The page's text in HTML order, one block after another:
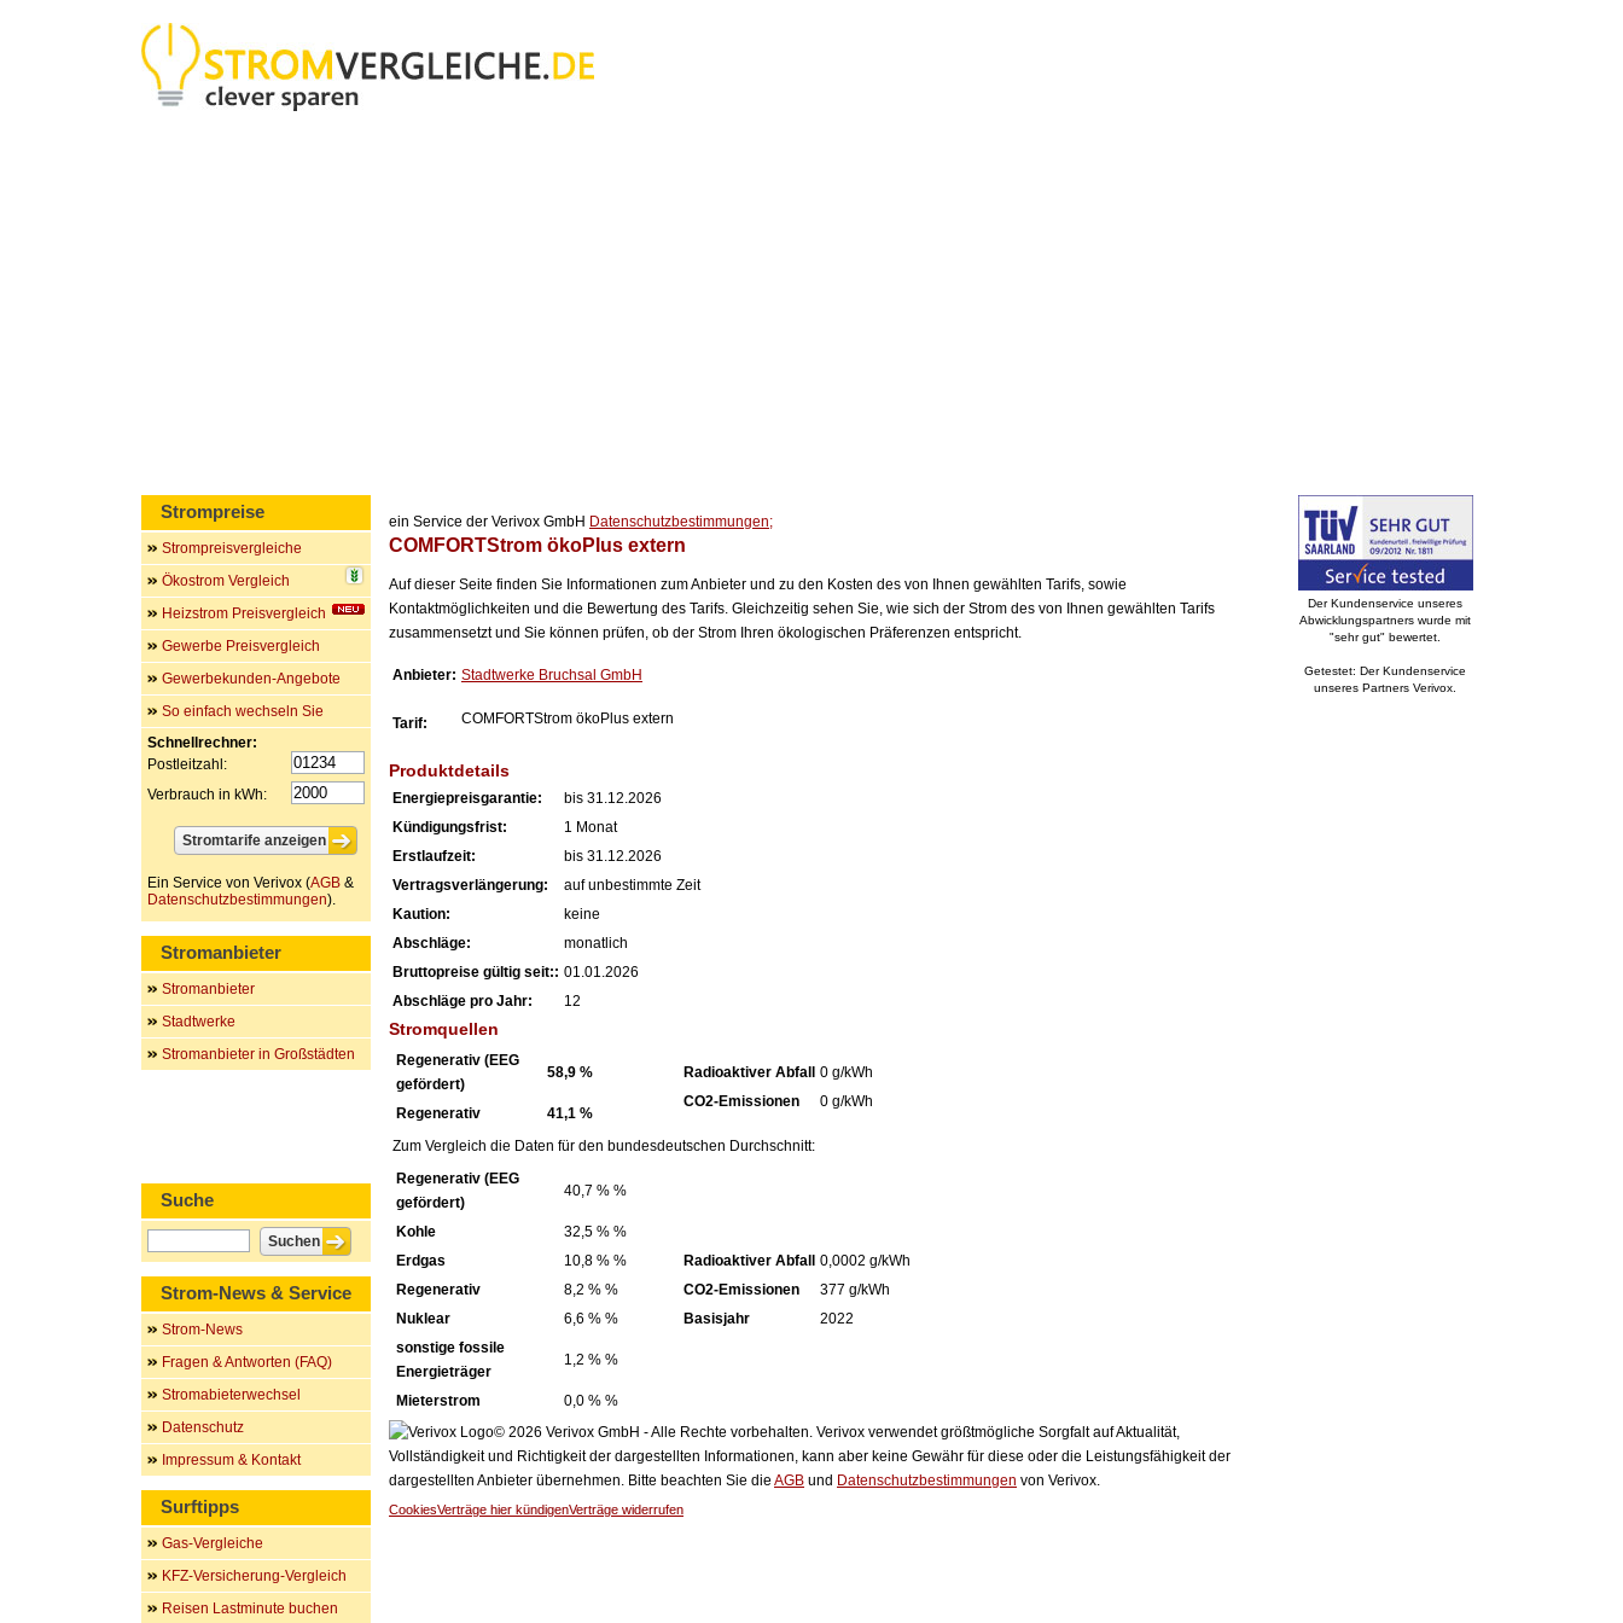
ein Service der Verivox GmbH Datenschutzbestimmungen;
COMFORTStrom ökoPlus extern
Auf dieser Seite finden Sie Informationen zum Anbieter und zu den Kosten des von Ihnen gewählten Tarifs, sowie
Kontaktmöglichkeiten und die Bewertung des Tarifs. Gleichzeitig sehen Sie, wie sich der Strom des von Ihnen gewählten Tarifs
zusammensetzt und Sie können prüfen, ob der Strom Ihren ökologischen Präferenzen entspricht.
Anbieter: Stadtwerke Bruchsal GmbH
Tarif: COMFORTStrom ökoPlus extern
Produktdetails
Energiepreisgarantie:
bis 31.12.2026
Kündigungsfrist:
1 Monat
Erstlaufzeit:
bis 31.12.2026
Vertragsverlängerung:
auf unbestimmte Zeit
Kaution:
keine
Abschläge:
monatlich
Bruttopreise gültig seit:: 01.01.2026
Abschläge pro Jahr:
12
Stromquellen
Regenerativ (EEG
gefördert)
58,9 %
Regenerativ 41,1 %
Radioaktiver Abfall
0 g/kWh
CO2-Emissionen
0 g/kWh
Zum Vergleich die Daten für den bundesdeutschen Durchschnitt:
Regenerativ (EEG
gefördert)
40,7 % %
Kohle
32,5 % %
Erdgas
10,8 % %
Regenerativ
8,2 % %
Nuklear
6,6 % %
sonstige fossile
Energieträger
1,2 % %
Mieterstrom 0,0 % %
Radioaktiver Abfall
0,0002 g/kWh
CO2-Emissionen
377 g/kWh
Basisjahr
2022
© 2026 Verivox GmbH - Alle Rechte vorbehalten. Verivox verwendet größtmögliche Sorgfalt auf Aktualität,
Vollständigkeit und Richtigkeit der dargestellten Informationen, kann aber keine Gewähr für diese oder die Leistungsfähigkeit der
dargestellten Anbieter übernehmen. Bitte beachten Sie die AGB und Datenschutzbestimmungen von Verivox.
CookiesVerträge hier kündigenVerträge widerrufen
Strompreise
Strompreisvergleiche
Ökostrom Vergleich
Heizstrom Preisvergleich
Gewerbe Preisvergleich
Gewerbekunden-Angebote
So einfach wechseln Sie
Schnellrechner:
Postleitzahl:
Verbrauch in kWh:
Ein Service von Verivox (AGB &
Datenschutzbestimmungen).
Stromanbieter
Stromanbieter
Stadtwerke
Stromanbieter in Großstädten
Suche
Strom-News & Service
Strom-News
Fragen & Antworten (FAQ)
Stromabieterwechsel
Datenschutz
Impressum & Kontakt
Surftipps
Gas-Vergleiche
KFZ-Versicherung-Vergleich
Reisen Lastminute buchen
Der Kundenservice unseres
Abwicklungspartners wurde mit
"sehr gut" bewertet.
Getestet: Der Kundenservice
unseres Partners Verivox.